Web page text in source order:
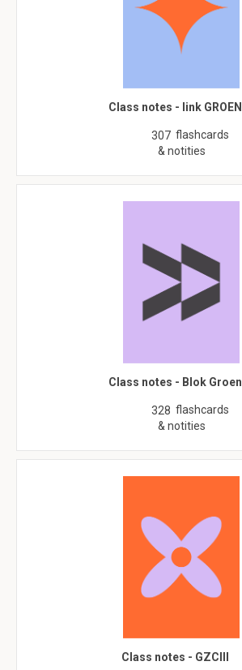
Class notes - link GROEN
307 flashcards
& notities
Class notes - Blok Groen
328 flashcards
& notities
Class notes - GZCIII